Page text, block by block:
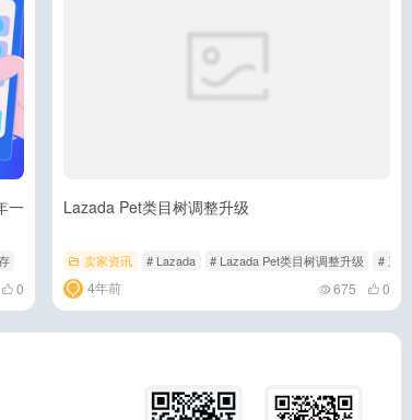
一
0
Lazada Pet类目树调整升级
卖家资讯 # Lazada # Lazada Pet类目树调整升级 # 三
4年前 675 0